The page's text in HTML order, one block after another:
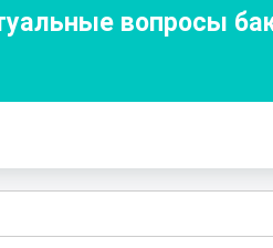
вопросы